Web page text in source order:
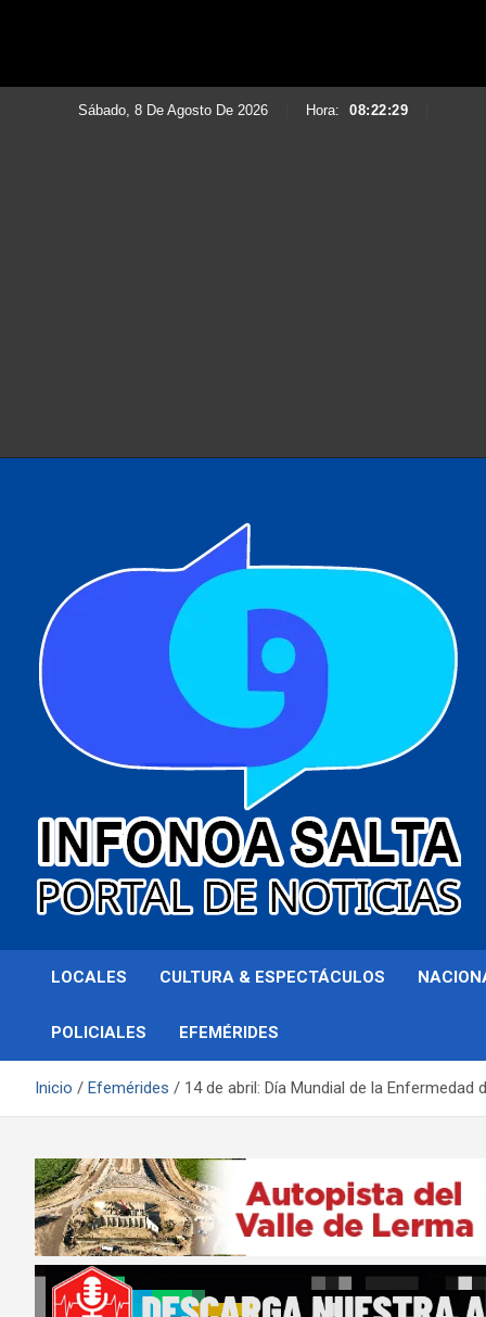
Sábado, 8 De Agosto De 2026 Hora: 08:22:31
Infonoa Salta
LOCALES CULTURA & ESPECTÁCULOS
POLICIALES EFEMÉRIDES
Inicio Efemérides 14 de abril: Día Mundial de la Enfermedad